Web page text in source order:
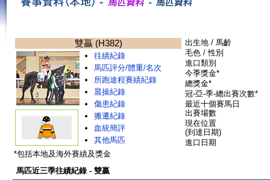
雙贏 (H382)
往績紀錄
馬匹評分/體重/名次
所跑途程賽績紀錄
晨操紀錄
傷患紀錄
搬遷紀錄
血統簡評
其他馬匹
出生地 / 馬齡
毛色 / 性別
進口類別
今季獎金*
總獎金*
冠-亞-季-總出賽次數*
最近十個賽馬日
出賽場數
現在位置
(到達日期)
進口日期
*包括本地及海外賽績及獎金
馬匹近三季往績紀錄 - 雙贏